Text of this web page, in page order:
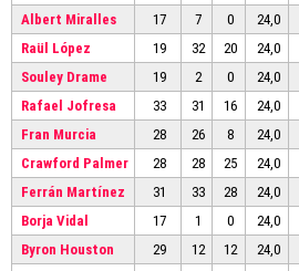
Albert Miralles
17 7 0 24,0
Raül López
19 32 20 24,0
Souley Drame
19 2 0 24,0
Rafael Jofresa
33 31 16 24,0
Fran Murcia
28 26 8 24,0
Crawford Palmer
28 28 25 24,0
Ferrán Martínez
31 33 28 24,0
Borja Vidal
17 1 0 24,0
Byron Houston
29 12 12 24,0